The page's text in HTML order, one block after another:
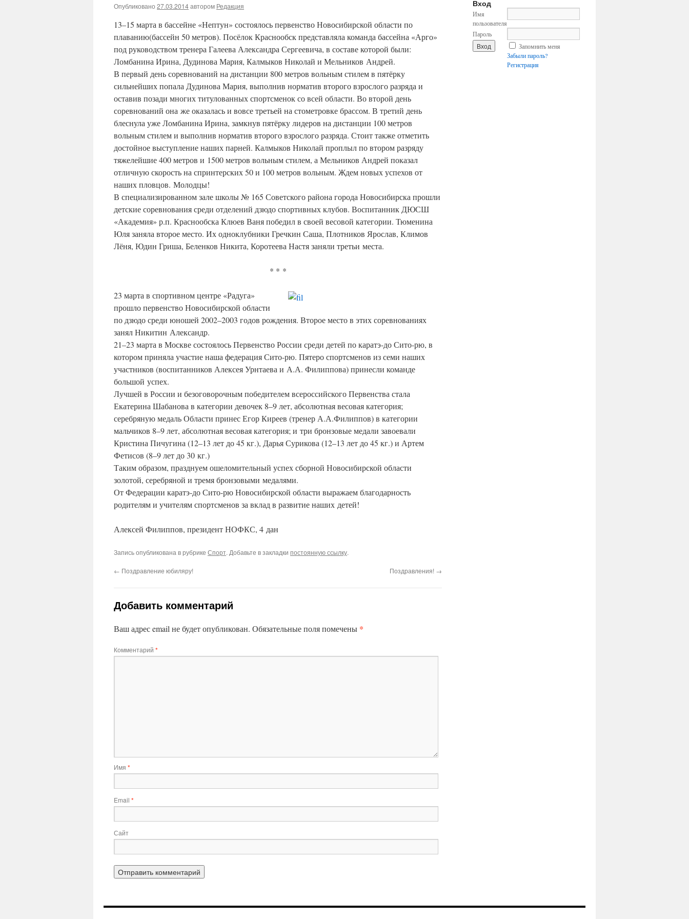
Опубликовано 27.03.2014автором Редакция
13–15 марта в бассейне «Нептун» состоялось первенство Новосибирской области по
плаванию(бассейн 50 метров). Посёлок Краснообск представляла команда бассейна «Арго»
под руководством тренера Галеева Александра Сергеевича, в составе которой были:
Ломбанина Ирина, Дудинова Мария, Калмыков Николай и Мельников Андрей.
В первый день соревнований на дистанции 800 метров вольным стилем в пятёрку
сильнейших попала Дудинова Мария, выполнив норматив второго взрослого разряда и
оставив позади многих титулованных спортсменок со всей области. Во второй день
соревнований она же оказалась и вовсе третьей на стометровке брассом. В третий день
блеснула уже Ломбанина Ирина, замкнув пятёрку лидеров на дистанции 100 метров
вольным стилем и выполнив норматив второго взрослого разряда. Стоит также отметить
достойное выступление наших парней. Калмыков Николай проплыл по втором разряду
тяжелейшие 400 метров и 1500 метров вольным стилем, а Мельников Андрей показал
отличную скорость на спринтерских 50 и 100 метров вольным. Ждем новых успехов от
наших пловцов. Молодцы!
В специализированном зале школы № 165 Советского района города Новосибирска прошли
детские соревнования среди отделений дзюдо спортивных клубов. Воспитанник ДЮСШ
«Академия» р.п. Краснообска Клюев Ваня победил в своей весовой категории. Тюменина
Юля заняла второе место. Их одноклубники Гречкин Саша, Плотников Ярослав, Климов
Лёня, Юдин Гриша, Беленков Никита, Коротеева Настя заняли третьи места.
* * *
23 марта в спортивном центре «Радуга»
прошло первенство Новосибирской области
по дзюдо среди юношей 2002–2003 годов рождения. Второе место в этих соревнованиях
занял Никитин Александр.
21–23 марта в Москве состоялось Первенство России среди детей по каратэ-до Сито-рю, в
котором приняла участие наша федерация Сито-рю. Пятеро спортсменов из семи наших
участников (воспитанников Алексея Урнтаева и А.А. Филиппова) принесли команде
большой успех.
Лучшей в России и безоговорочным победителем всероссийского Первенства стала
Екатерина Шабанова в категории девочек 8–9 лет, абсолютная весовая категория;
серебряную медаль Области принес Егор Киреев (тренер А.А.Филиппов) в категории
мальчиков 8–9 лет, абсолютная весовая категория; и три бронзовые медали завоевали
Кристина Пичугина (12–13 лет до 45 кг.), Дарья Сурикова (12–13 лет до 45 кг.) и Артем
Фетисов (8–9 лет до 30 кг.)
Таким образом, празднуем ошеломительный успех сборной Новосибирской области
золотой, серебряной и тремя бронзовыми медалями.
От Федерации каратэ-до Сито-рю Новосибирской области выражаем благодарность
родителям и учителям спортсменов за вклад в развитие наших детей!
Алексей Филиппов, президент НОФКС, 4 дан
Запись опубликована в рубрике Спорт. Добавьте в закладки постоянную ссылку.
← Поздравление юбиляру! Поздравления! →
Добавить комментарий
Ваш адрес email не будет опубликован. Обязательные поля помечены *
Комментарий *
Имя *
Email *
Сайт
Вход
Имя
пользователя
Пароль
Запомнить меня
Забыли пароль?
Регистрация